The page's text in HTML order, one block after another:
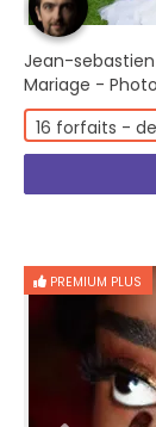
Jean-sebastien
Mariage -
16 forfaits -
PREMIUM PLUS